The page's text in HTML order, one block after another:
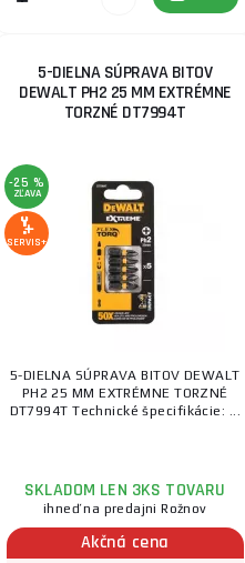
Pozícia: PZ1, 2xPX2, PZ3
T20, T25 ...
5-DIELNA SÚPRAVA BITOV
DEWALT PH2 25 MM EXTRÉMNE
TORZNÉ DT7994T
-25 %
ZĽAVA
SERVIS+
5-DIELNA SÚPRAVA BITOV DEWALT
PH2 25 MM EXTRÉMNE TORZNÉ
DT7994T Technické špecifikácie: ...
SKLADOM LEN 3KS TOVARU
ihneď na predajni Rožnov
Akčná cena